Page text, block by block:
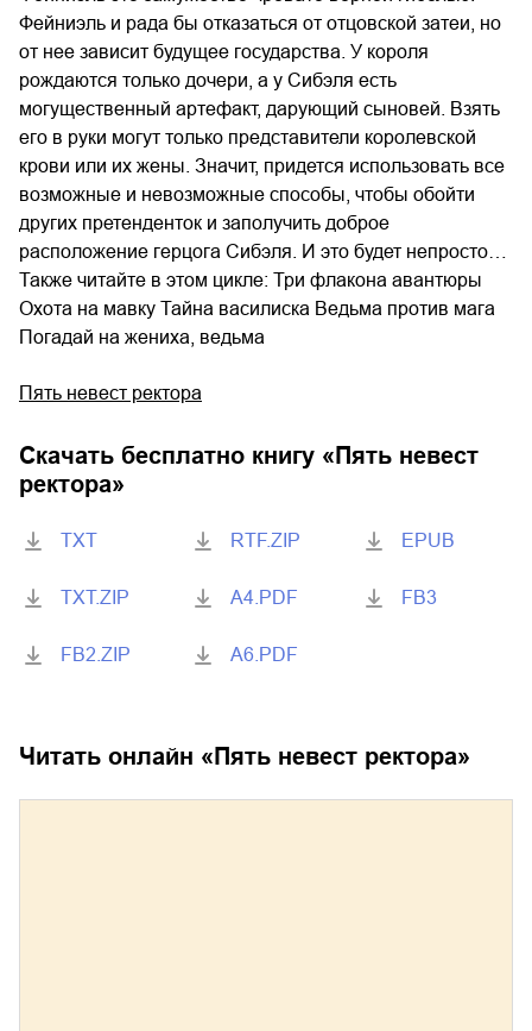
Фейниэль и рада бы отказаться от отцовской затеи, но
от нее зависит будущее государства. У короля
рождаются только дочери, а у Сибэля есть
могущественный артефакт, дарующий сыновей. Взять
его в руки могут только представители королевской
крови или их жены. Значит, придется использовать все
возможные и невозможные способы, чтобы обойти
других претенденток и заполучить доброе
расположение герцога Сибэля. И это будет непросто…
Также читайте в этом цикле: Три флакона авантюры
Охота на мавку Тайна василиска Ведьма против мага
Погадай на жениха, ведьма
Пять невест ректора
Скачать бесплатно книгу « Пять невест
ректора»
TXT
TXT.ZIP
FB2.ZIP
RTF.ZIP
A4.PDF
A6.PDF
EPUB
FB3
Читать онлайн « Пять невест ректора»